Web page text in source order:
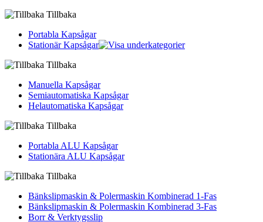
Tillbaka
Portabla Kapsågar
Stationär Kapsågar
Tillbaka
Manuella Kapsågar
Semiautomatiska Kapsågar
Helautomatiska Kapsågar
Tillbaka
Portabla ALU Kapsågar
Stationära ALU Kapsågar
Tillbaka
Bänkslipmaskin & Polermaskin Kombinerad 1-Fas
Bänkslipmaskin & Polermaskin Kombinerad 3-Fas
Borr & Verktygsslip